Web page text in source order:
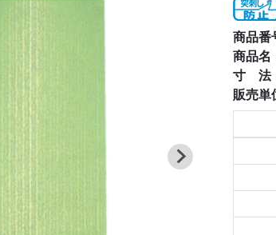
商品
商品名
寸 法
販売単